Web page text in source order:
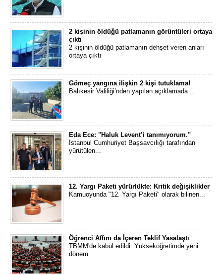
2 kişinin öldüğü patlamanın görüntüleri ortaya
çıktı
2 kişinin öldüğü patlamanın dehşet veren anları
ortaya çıktı
Gömeç yangına ilişkin 2 kişi tutuklama!
Balıkesir Valiliği’nden yapılan açıklamada...
Eda Ece: "Haluk Levent’i tanımıyorum."
İstanbul Cumhuriyet Başsavcılığı tarafından
yürütülen...
12. Yargı Paketi yürürlükte: Kritik değişiklikler
Kamuoyunda "12. Yargı Paketi" olarak bilinen...
Öğrenci Affını da İçeren Teklif Yasalaştı
TBMM'de kabul edildi: Yükseköğretimde yeni
dönem